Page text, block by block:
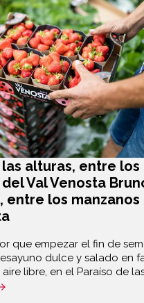
las alturas, entre los
Val Venosta
entre los manzanos
que empezar el fin de
dulce y salado en
libre, en el Paraíso de